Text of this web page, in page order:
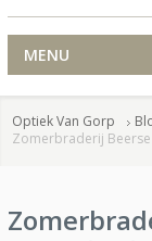
MENU
Optiek Van Gorp
Zomerbraderij